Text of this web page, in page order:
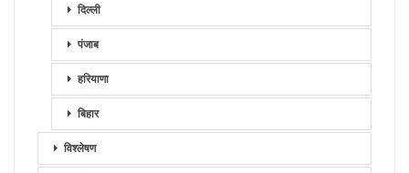
दिल्ली
पंजाब
हरियाणा
बिहार
विश्लेषण